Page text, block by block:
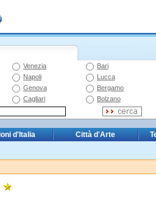
Venezia
Bari
Napoli
Lucca
Genova
Bergamo
Cagliari
Bolzano
d'Italia Città d'Arte